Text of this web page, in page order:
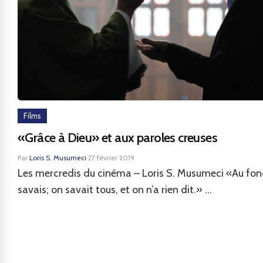
Films
«Grâce à Dieu» et aux paroles creuses
Par Loris S. Musumeci·27 février 2019
Les mercredis du cinéma – Loris S. Musumeci «Au
savais; on savait tous, et on n’a rien dit.» ...